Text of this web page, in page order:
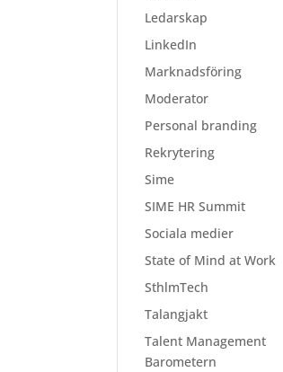
Ledarskap
LinkedIn
Marknadsföring
Moderator
Personal branding
Rekrytering
Sime
SIME HR Summit
Sociala medier
State of Mind at Work
SthlmTech
Talangjakt
Talent Management
Barometern